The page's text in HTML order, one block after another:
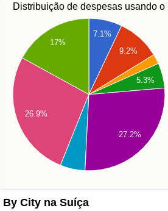
Distribuição de despesas usando
7.1%
9.2%
5.3%
17%
26.9%
27.2%
By City na Suíça